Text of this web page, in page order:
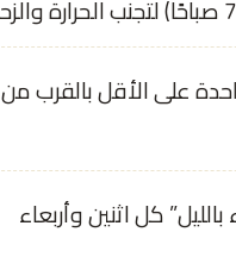
على الأقل بالقرب من
بالليل” كل اثنين وأربعاء